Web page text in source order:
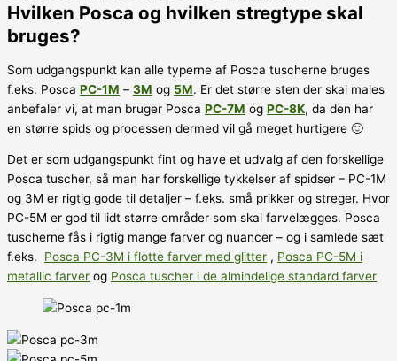
Hvilken Posca og hvilken stregtype skal
bruges?
Som udgangspunkt kan alle typerne af Posca tuscherne bruges
f.eks. Posca PC-1M – 3M og 5M. Er det større sten der skal males
anbefaler vi, at man bruger Posca PC-7M og PC-8K, da den har
en større spids og processen dermed vil gå meget hurtigere 🙂
Det er som udgangspunkt fint og have et udvalg af den forskellige
Posca tuscher, så man har forskellige tykkelser af spidser – PC-1M
og 3M er rigtig gode til detaljer – f.eks. små prikker og streger. Hvor
PC-5M er god til lidt større områder som skal farvelægges. Posca
tuscherne fås i rigtig mange farver og nuancer – og i samlede sæt
f.eks. Posca PC-3M i flotte farver med glitter , Posca PC-5M i
metallic farver og Posca tuscher i de almindelige standard farver